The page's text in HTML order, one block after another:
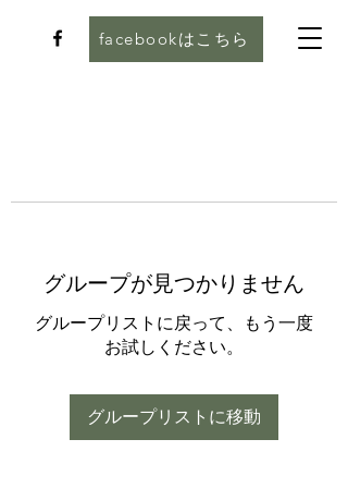
facebookはこちら
グループが見つかりません
グループリストに戻って、もう一度
お試しください。
グループリストに移動